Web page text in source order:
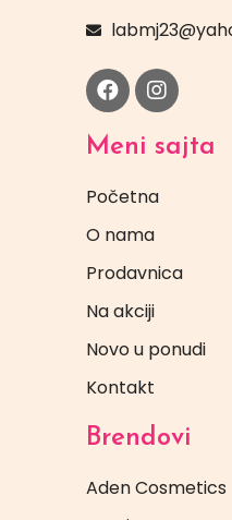
Meni sajta
Početna
O nama
Prodavnica
Na akciji
Novo u ponudi
Kontakt
Brendovi
Aden Cosmetics